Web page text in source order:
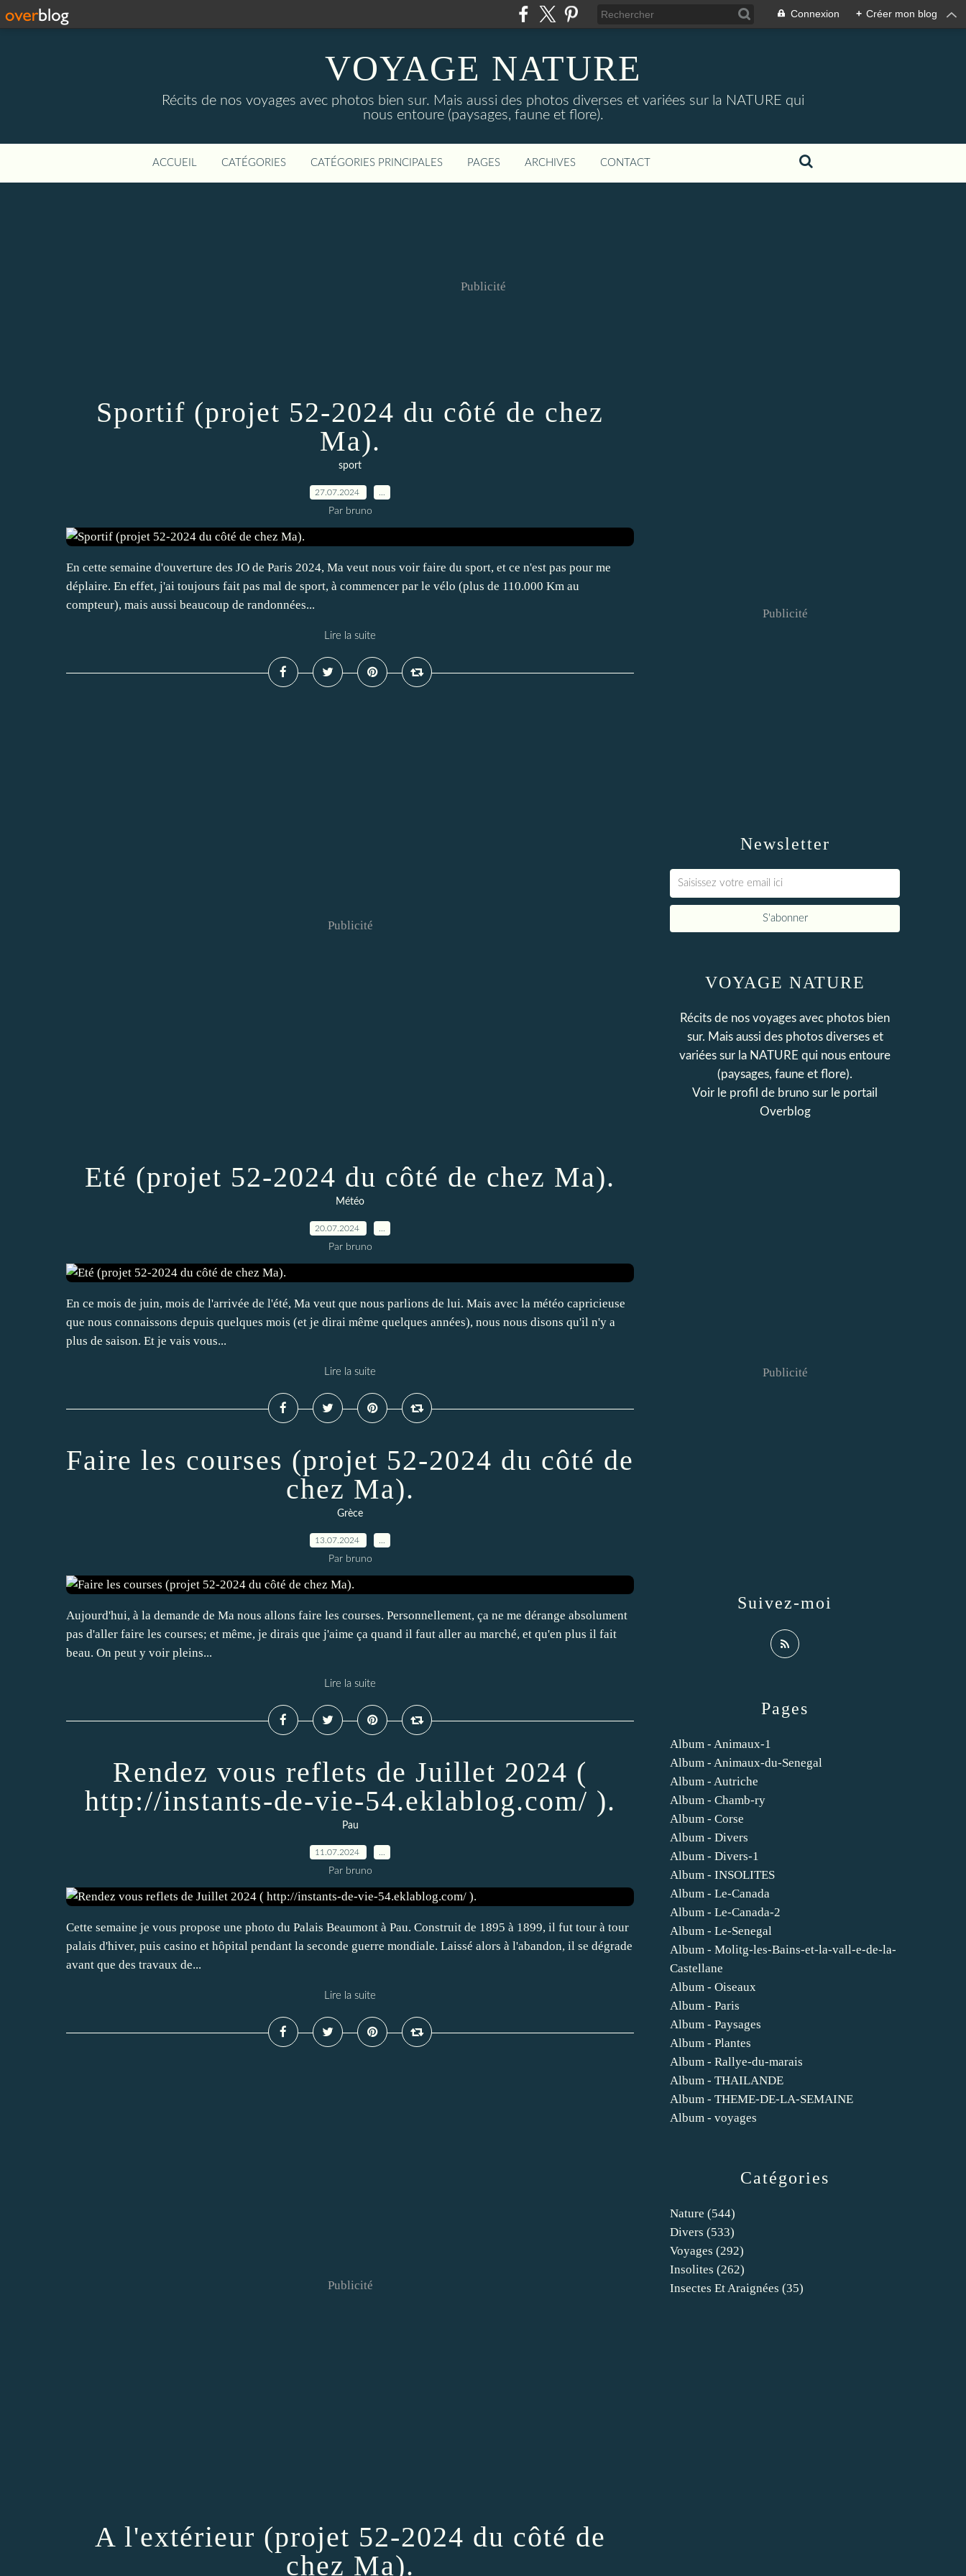
Connexion + Créer mon blog
VOYAGE NATURE
Récits de nos voyages avec photos bien sur. Mais aussi des photos diverses et variées sur la NATURE qui
nous entoure (paysages, faune et flore).
ACCUEIL CATÉGORIES CATÉGORIES PRINCIPALES PAGES ARCHIVES CONTACT
Publicité
Sportif (projet 52-2024 du côté de chez
Ma).
sport
27.07.2024
Par bruno
En cette semaine d'ouverture des JO de Paris 2024, Ma veut nous voir faire du sport, et ce n'est pas pour me
déplaire. En effet, j'ai toujours fait pas mal de sport, à commencer par le vélo (plus de 110.000 Km au
compteur), mais aussi beaucoup de randonnées...
Lire la suite
Publicité
Eté (projet 52-2024 du côté de chez Ma).
Météo
20.07.2024
Par bruno
En ce mois de juin, mois de l'arrivée de l'été, Ma veut que nous parlions de lui. Mais avec la météo capricieuse
que nous connaissons depuis quelques mois (et je dirai même quelques années), nous nous disons qu'il n'y a
plus de saison. Et je vais vous...
Lire la suite
Faire les courses (projet 52-2024 du côté de
chez Ma).
Grèce
13.07.2024
Par bruno
Aujourd'hui, à la demande de Ma nous allons faire les courses. Personnellement, ça ne me dérange absolument
pas d'aller faire les courses; et même, je dirais que j'aime ça quand il faut aller au marché, et qu'en plus il fait
beau. On peut y voir pleins...
Lire la suite
Rendez vous reflets de Juillet 2024 (
http://instants-de-vie-54.eklablog.com/ ).
Pau
11.07.2024
Par bruno
Cette semaine je vous propose une photo du Palais Beaumont à Pau. Construit de 1895 à 1899, il fut tour à tour
palais d'hiver, puis casino et hôpital pendant la seconde guerre mondiale. Laissé alors à l'abandon, il se dégrade
avant que des travaux de...
Lire la suite
Publicité
A l'extérieur (projet 52-2024 du côté de
chez Ma).
Newsletter
Publicité
Catégories
Nature (544)
Divers (533)
Voyages (292)
Insolites (262)
Insectes Et Araignées (35)
Pages
Album - Animaux-1
Album - Animaux-du-Senegal
Album - Autriche
Album - Chamb-ry
Album - Corse
Album - Divers
Album - Divers-1
Album - INSOLITES
Album - Le-Canada
Album - Le-Canada-2
Album - Le-Senegal
Album - Molitg-les-Bains-et-la-vall-e-de-la-
Castellane
Album - Oiseaux
Album - Paris
Album - Paysages
Album - Plantes
Album - Rallye-du-marais
Album - THAILANDE
Album - THEME-DE-LA-SEMAINE
Album - voyages
VOYAGE NATURE
Récits de nos voyages avec photos bien
sur. Mais aussi des photos diverses et
variées sur la NATURE qui nous entoure
(paysages, faune et flore).
Voir le profil de bruno sur le portail
Overblog
Suivez-moi
Publicité